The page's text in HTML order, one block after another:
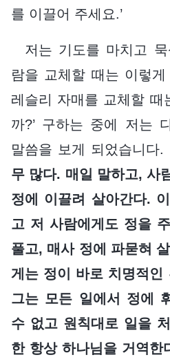
를 이끌어 주세요.’
저는 기도를 마치고
람을 교체할 때는 이렇
레슬리 자매를 교체할 때
까?’ 구하는 중에 저는
말씀을 보게 되었습니다.
무 많다. 매일 말하고, 사
정에 이끌려 살아간다.
고 저 사람에게도 정을
풀고, 매사 정에 파묻혀
게는 정이 바로 치명적인
그는 모든 일에서 정에
수 없고 원칙대로 일을
한 항상 하나님을 거역한